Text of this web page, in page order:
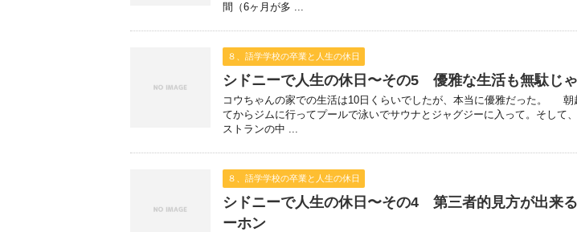
間（6ヶ月が多 ...
８、語学学校の卒業と人生の休日
シドニーで人生の休日〜その5 優雅な生活も無駄じ
コウちゃんの家での生活は10日くらいでしたが、本当に優雅だった。 朝
てからジムに行ってプールで泳いでサウナとジャグジーに入って。そして
ストランの中 ...
８、語学学校の卒業と人生の休日
シドニーで人生の休日〜その4 第三者的見方が出来
ーホン